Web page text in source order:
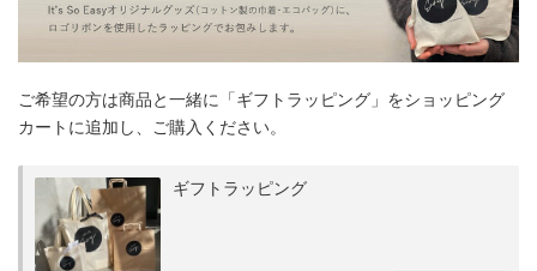
ご希望の方は商品と一緒に「ギフトラッピング」をショッピング
カートに追加し、ご購入ください。
ギフトラッピング